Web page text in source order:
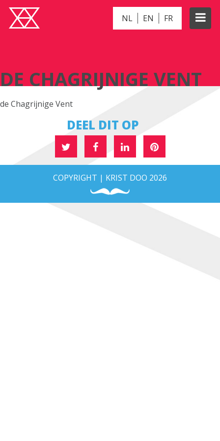
NL EN FR
DE CHAGRIJNIGE VENT
de Chagrijnige Vent
DEEL DIT OP
COPYRIGHT | KRIST DOO 2026